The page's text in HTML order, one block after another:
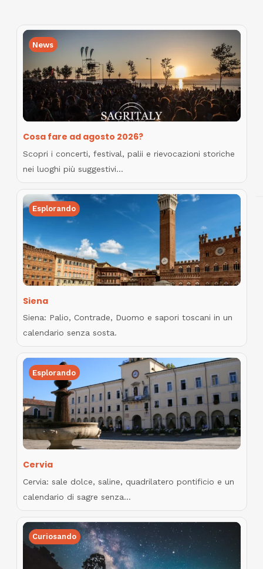
News
Cosa fare ad agosto 2026?
Scopri i concerti, festival, palii e rievocazioni storiche
nei luoghi più suggestivi…
Esplorando
Siena
Siena: Palio, Contrade, Duomo e sapori toscani in un
calendario senza sosta.
Esplorando
Cervia
Cervia: sale dolce, saline, quadrilatero pontificio e un
calendario di sagre senza…
Curiosando